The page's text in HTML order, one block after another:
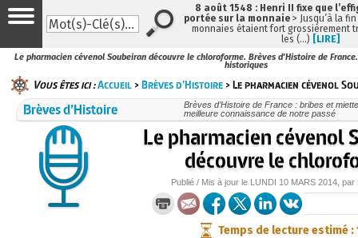
Le pharmacien cévenol Soubeiran découvre le chloroforme. Brèves d'Histoire de
historiques
Vous êtes ici :Accueil >Brèves d’Histoire > Le pharmacien cévenol
Brèves d’Histoire
Brèves d’Histoire de France : bribes et
meilleure connaissance de notre passé
Le pharmacien cévenol
découvre le
Publié / Mis à jour le LUNDI 10 MARS 2014 , par
Temps de lecture estimé :
8 août 1548 : Henri II fixe que
portée sur la monnaie > Jusqu’à la
monnaies étaient fort grossièrement
les (…) [LIRE]